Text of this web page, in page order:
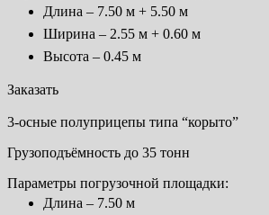
Длина – 7.50 м + 5.50 м
Ширина – 2.55 м + 0.60 м
Высота – 0.45 м
Заказать
3-осные полуприцепы типа “корыто”
Грузоподъёмность до 35 тонн
Параметры погрузочной площадки:
Длина – 7.50 м